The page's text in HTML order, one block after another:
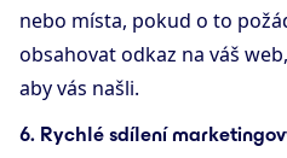
nebo místa, pokud o to
obsahovat odkaz na váš
aby vás našli.
6. Rychlé sdílení